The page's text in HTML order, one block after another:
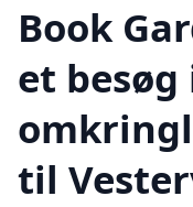
Book
et besøg
til